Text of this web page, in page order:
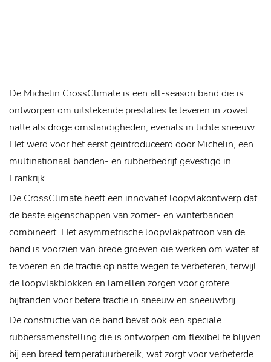
De Michelin CrossClimate is een all-season band die is
ontworpen om uitstekende prestaties te leveren in zowel
natte als droge omstandigheden, evenals in lichte sneeuw.
Het werd voor het eerst geïntroduceerd door Michelin, een
multinationaal banden- en rubberbedrijf gevestigd in
Frankrijk.
De CrossClimate heeft een innovatief loopvlakontwerp dat
de beste eigenschappen van zomer- en winterbanden
combineert. Het asymmetrische loopvlakpatroon van de
band is voorzien van brede groeven die werken om water af
te voeren en de tractie op natte wegen te verbeteren, terwijl
de loopvlakblokken en lamellen zorgen voor grotere
bijtranden voor betere tractie in sneeuw en sneeuwbrij.
De constructie van de band bevat ook een speciale
rubbersamenstelling die is ontworpen om flexibel te blijven
bij een breed temperatuurbereik, wat zorgt voor verbeterde